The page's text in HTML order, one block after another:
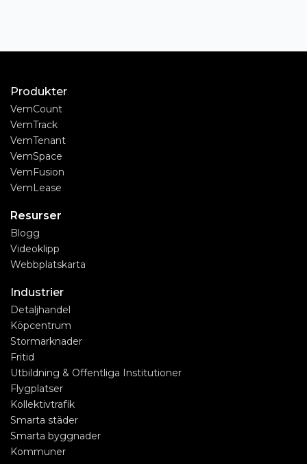
Produkter
VemCount
VemTrack
VemTenant
VemSpace
VemFusion
VemLease
Resurser
Blogg
Videoklipp
Webbplatskarta
Industrier
Detaljhandel
Köpcentrum
Stormarknader
Fritid
Utbildning & Offentliga Institutioner
Flygplatser
Kollektivtrafik
Smarta städer
Smarta byggnader
Kommuner